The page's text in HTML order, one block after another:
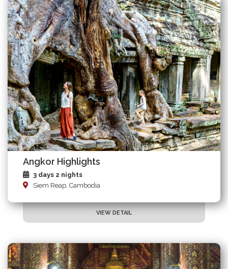
Angkor Highlights
3 days 2 nights
Siem Reap, Cambodia
VIEW DETAIL